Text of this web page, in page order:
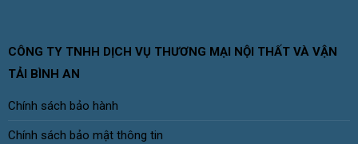
CÔNG TY TNHH DỊCH VỤ THƯƠNG MẠI NỘI THẤT VÀ VẬN
TẢI BÌNH AN
Chính sách bảo hành
Chính sách bảo mật thông tin